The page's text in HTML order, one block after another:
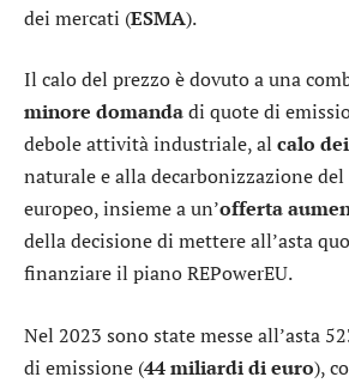
dei mercati (ESMA).
Il calo del prezzo è dovuto a una
minore domandadi quote di
debole attività industriale, al calo
naturale e alla decarbonizzazione
europeo, insieme a un’offerta
della decisione di mettere all’asta
finanziare il piano REPowerEU.
Nel 2023 sono state messe all’asta
di emissione (44 miliardi di euro),